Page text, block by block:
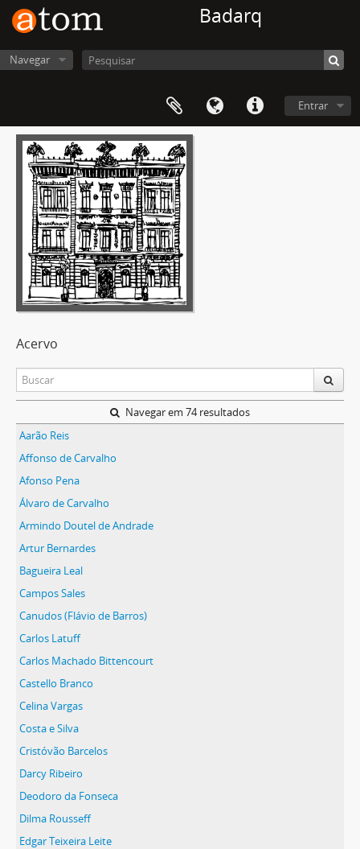
Badarq
Navegar
Entrar
Acervo
Navegar em 74 resultados
Aarão Reis
Affonso de Carvalho
Afonso Pena
Álvaro de Carvalho
Armindo Doutel de Andrade
Artur Bernardes
Bagueira Leal
Campos Sales
Canudos (Flávio de Barros)
Carlos Latuff
Carlos Machado Bittencourt
Castello Branco
Celina Vargas
Costa e Silva
Cristóvão Barcelos
Darcy Ribeiro
Deodoro da Fonseca
Dilma Rousseff
Edgar Teixeira Leite